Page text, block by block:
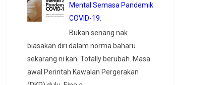
Mental Semasa Pandemik
COVID-19.
Bukan senang nak
biasakan diri dalam norma baharu
sekarang ni kan. Totally berubah. Masa
awal Perintah Kawalan Pergerakan